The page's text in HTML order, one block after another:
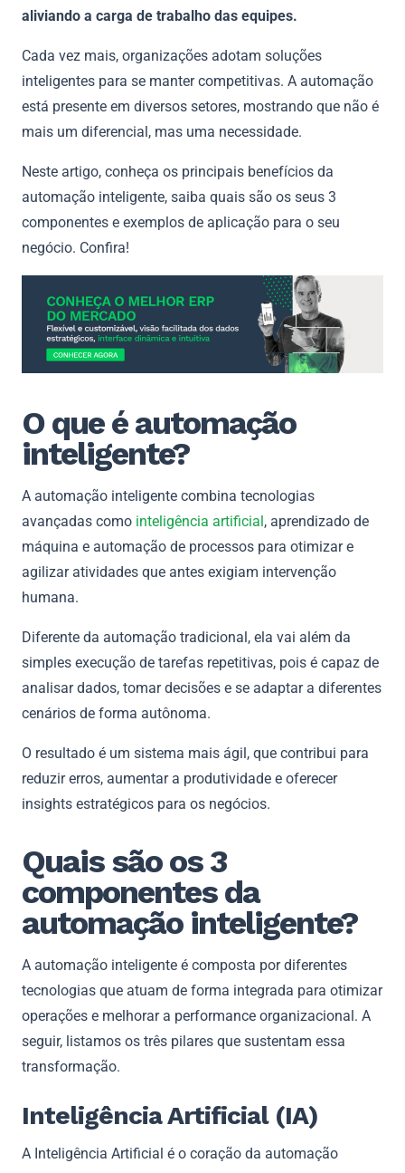
aliviando a carga de trabalho das equipes.
Cada vez mais, organizações adotam soluções
inteligentes para se manter competitivas. A automação
está presente em diversos setores, mostrando que não é
mais um diferencial, mas uma necessidade.
Neste artigo, conheça os principais benefícios da
automação inteligente, saiba quais são os seus 3
componentes e exemplos de aplicação para o seu
negócio. Confira!
O que é automação
inteligente?
A automação inteligente combina tecnologias
avançadas como inteligência artificial, aprendizado de
máquina e automação de processos para otimizar e
agilizar atividades que antes exigiam intervenção
humana.
Diferente da automação tradicional, ela vai além da
simples execução de tarefas repetitivas, pois é capaz de
analisar dados, tomar decisões e se adaptar a diferentes
cenários de forma autônoma.
O resultado é um sistema mais ágil, que contribui para
reduzir erros, aumentar a produtividade e oferecer
insights estratégicos para os negócios.
Quais são os 3
componentes da
automação inteligente?
A automação inteligente é composta por diferentes
tecnologias que atuam de forma integrada para otimizar
operações e melhorar a performance organizacional. A
seguir, listamos os três pilares que sustentam essa
transformação.
Inteligência Artificial (IA)
A Inteligência Artificial é o coração da automação